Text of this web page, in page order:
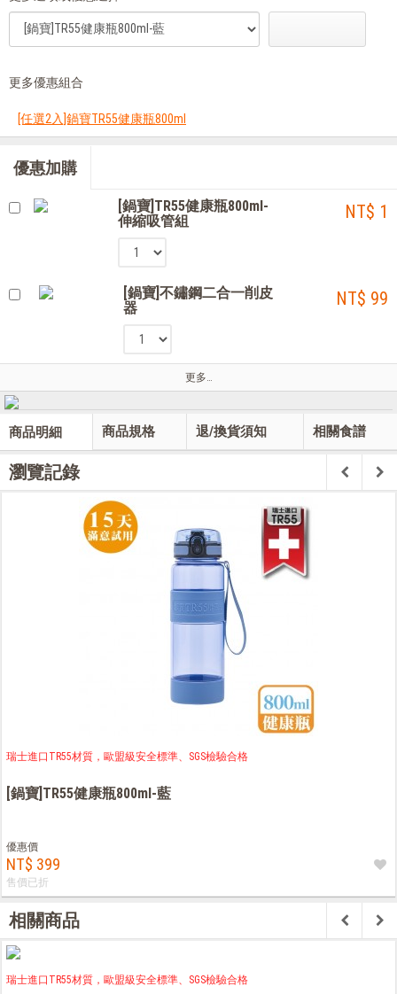
更多優惠組合
[任選2入]鍋寶TR55健康瓶800ml
優惠加購
[鍋寶]TR55健康瓶800ml-
伸縮吸管組
NT$ 1
[鍋寶]不鏽鋼二合一削皮
器
NT$ 99
更多…
商品明細 商品規格 退/換貨須知 相關食譜
瀏覽記錄
瑞士進口TR55材質，歐盟級安全標準、SGS檢驗合格
[鍋寶]TR55健康瓶800ml-藍
優惠價
NT$ 399
售價已折
相關商品
瑞士進口TR55材質，歐盟級安全標準、SGS檢驗合格